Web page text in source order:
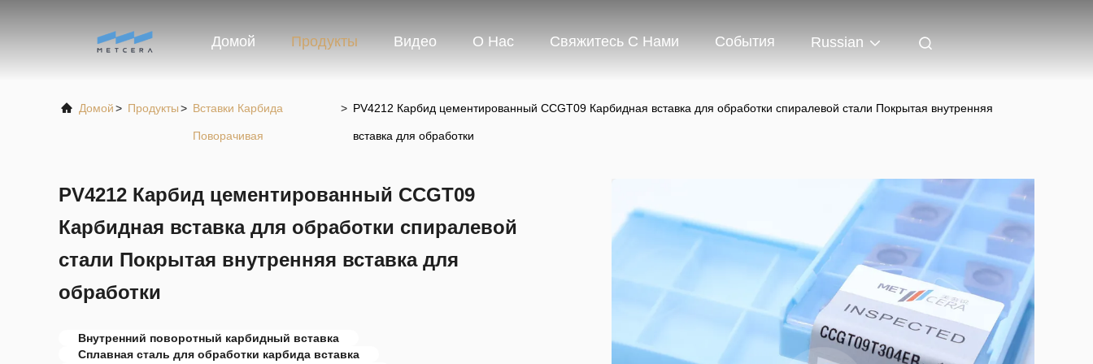
Домой Продукты Видео О Нас Свяжитесь С Нами События Russian
Домой> Продукты> Вставки Карбида
Поворачивая
> PV4212 Карбид цементированный CCGT09 Карбидная вставка для обработки спиралевой стали Покрытая внутренняя
вставка для обработки
PV4212 Карбид цементированный CCGT09
Карбидная вставка для обработки спиралевой
стали Покрытая внутренняя вставка для
обработки
Внутренний поворотный карбидный вставка
Сплавная сталь для обработки карбида вставка